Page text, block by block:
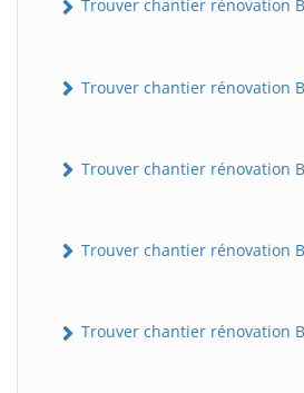
Trouver chantier rénovation
Trouver chantier rénovation
Trouver chantier rénovation
Trouver chantier rénovation
Trouver chantier rénovation